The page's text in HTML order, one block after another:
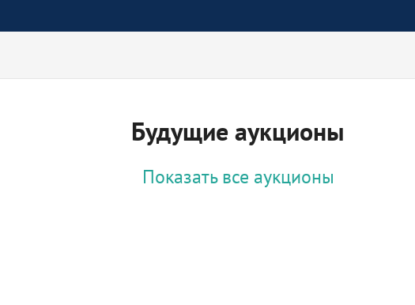
Будущие аукционы
Показать все аукционы